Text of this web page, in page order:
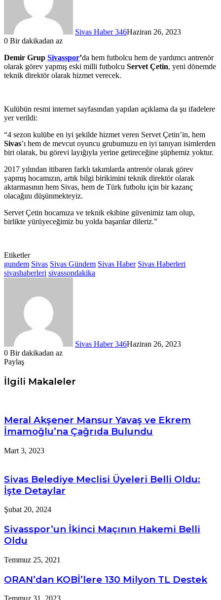
Sivas Haber 346Haziran 26, 2023
0 Bir dakikadan az
Demir Grup Sivasspor’da hem futbolcu hem de yardımcı antrenör
olarak görev yapmış eski milli futbolcu Servet Çetin, yeni dönemde
teknik direktör olarak hizmet verecek.
Kulübün resmi internet sayfasından yapılan açıklama da şu ifadelere
yer verildi:
“4 sezon kulübe en iyi şekilde hizmet veren Servet Çetin’in, hem
Sivas’ı hem de mevcut oyuncu grubumuzu en iyi tanıyan isimlerden
biri olarak, bu görevi layığıyla yerine getireceğine şüphemiz yoktur.
2017 yılından itibaren farklı takımlarda antrenör olarak görev
yapmış hocamızın, artık bilgi birikimini teknik direktör olarak
aktarmasının hem Sivas, hem de Türk futbolu için bir kazanç
olacağını düşünmekteyiz.
Servet Çetin hocamıza ve teknik ekibine güvenimiz tam olup,
birlikte yürüyeceğimiz bu yolda başarılar dileriz.”
Etiketler
gundem Sivas Sivas Gündem Sivas Haber Sivas Haberleri
sivashaberleri sivassondakika
Sivas Haber 346Haziran 26, 2023
0 Bir dakikadan az
Paylaş
Posta
ile
İlgili Makaleler
Meral Akşener Mansur Yavaş ve Ekrem
İmamoğlu’na Çağrıda Bulundu
Mart 3, 2023
Sivas Belediye Meclisi Üyeleri Belli Oldu:
İşte Detaylar
Şubat 20, 2024
Sivasspor’un İkinci Maçının Hakemi Belli
Oldu
Temmuz 25, 2021
ORAN’dan KOBİ’lere 130 Milyon TL Destek